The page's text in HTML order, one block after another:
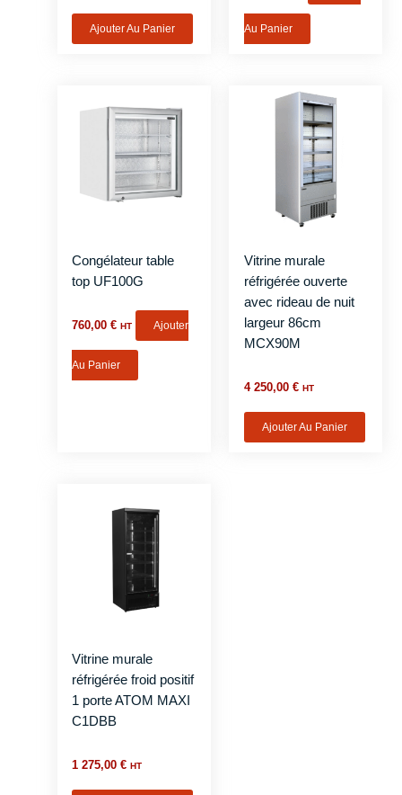
Ajouter Au Panier Au Panier
Congélateur table
top UF100G
760,00€ HT Ajouter
Au Panier
Vitrine murale
réfrigérée ouverte
avec rideau de nuit
largeur 86cm
MCX90M
4 250,00 € HT
Ajouter Au Panier
Vitrine murale
réfrigérée froid positif
1 porte ATOM MAXI
C1DBB
1 275,00€ HT